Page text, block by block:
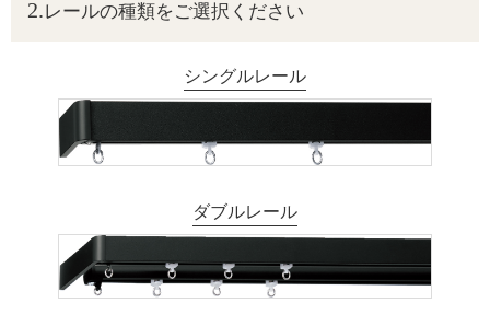
レールの種類をご選択ください
シングルレール
ダブルレール